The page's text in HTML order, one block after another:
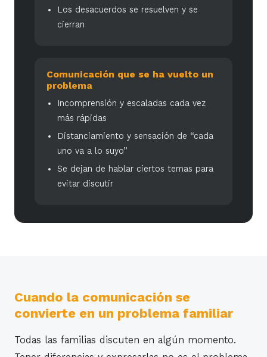
Los desacuerdos se resuelven y se
cierran
Comunicación que se ha vuelto un
problema
Incomprensión y escaladas cada vez
más rápidas
Distanciamiento y sensación de “cada
uno va a lo suyo”
Se dejan de hablar ciertos temas para
evitar discutir
Cuando la comunicación se
convierte en un problema familiar
Todas las familias discuten en algún momento.